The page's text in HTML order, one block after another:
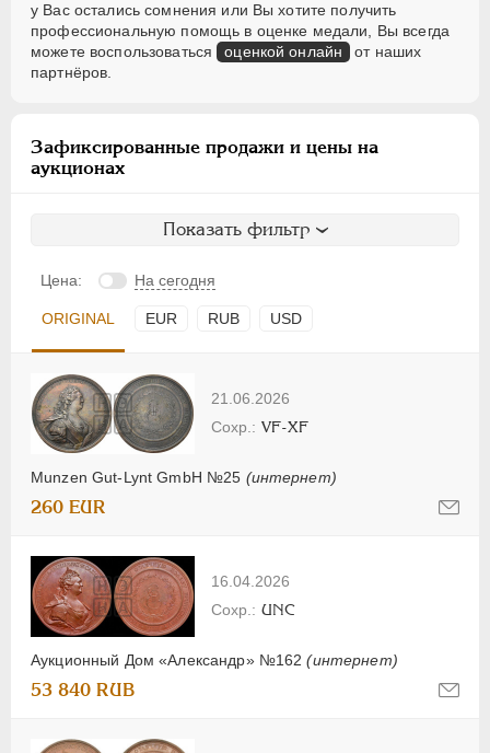
у Вас остались сомнения или Вы хотите получить
профессиональную помощь в оценке медали, Вы всегда
можете воспользоваться оценкой онлайн
от наших
партнёров.
Зафиксированные продажи и цены на
аукционах
Показать фильтр
Цена: На сегодня
ORIGINAL EUR RUB USD
21.06.2026
Munzen Gut-Lynt GmbH №25 (интернет)
VF-XF
260 EUR
16.04.2026
Аукционный Дом «Александр» №162(интернет)
UNC
53 840 RUB